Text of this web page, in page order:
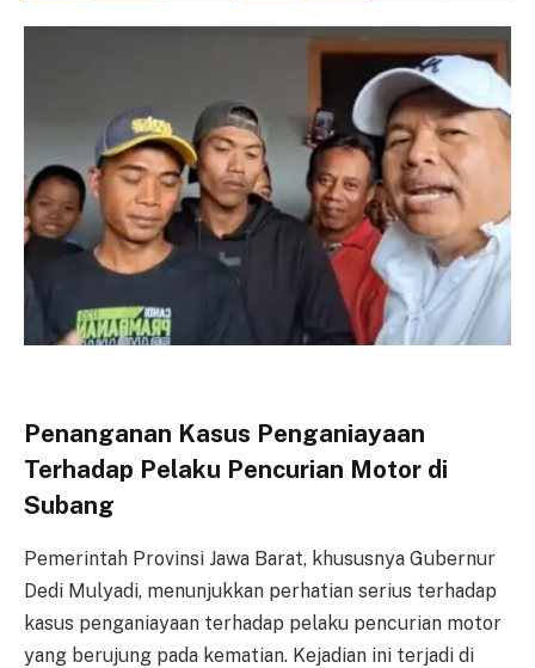
Penanganan Kasus Penganiayaan
Terhadap Pelaku Pencurian Motor di
Subang
Pemerintah Provinsi Jawa Barat, khususnya Gubernur
Dedi Mulyadi, menunjukkan perhatian serius terhadap
kasus penganiayaan terhadap pelaku pencurian motor
yang berujung pada kematian. Kejadian ini terjadi di